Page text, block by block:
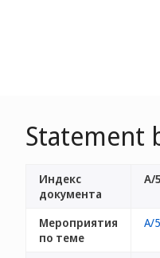
Statement
Индекс
документа
A/
Мероприятия
по теме
A/